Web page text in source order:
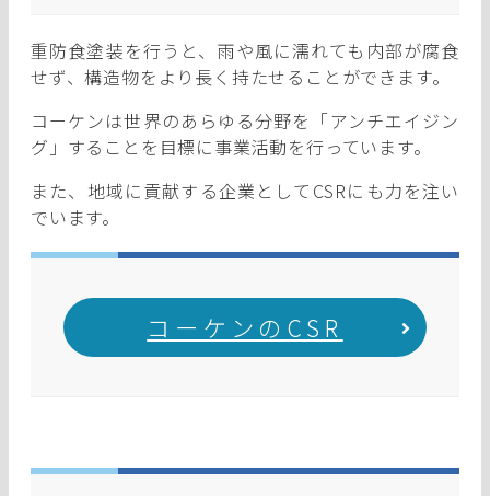
重防食塗装を行うと、雨や風に濡れても内部が腐食
せず、構造物をより長く持たせることができます。
コーケンは世界のあらゆる分野を「アンチエイジン
グ」することを目標に事業活動を行っています。
また、地域に貢献する企業としてCSRにも力を注い
でいます。
コーケンのCSR